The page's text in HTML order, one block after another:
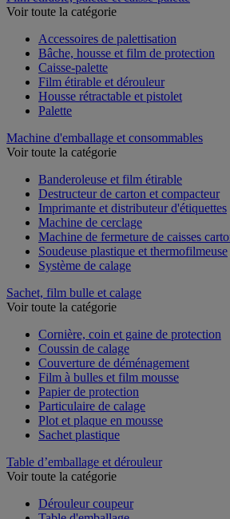
Film étirable, palette et caisse-palette
Accessoires de palettisation
Bâche, housse et film de protection
Caisse-palette
Film étirable et dérouleur
Housse rétractable et pistolet
Machine d'emballage et consommables
Banderoleuse et film étirable
Destructeur de carton et compacteur
Imprimante et distributeur d'étiquettes
Machine de cerclage
Machine de fermeture de caisses carton
Soudeuse plastique et thermofilmeuse
Sachet, film bulle et calage
Cornière, coin et gaine de protection
Coussin de calage
Couverture de déménagement
Film à bulles et film mousse
Papier de protection
Particulaire de calage
Plot et plaque en mousse
Table d’emballage et dérouleur
Dérouleur coupeur